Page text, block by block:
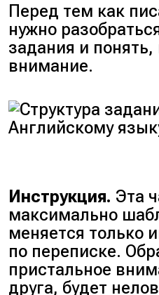
Перед тем как
нужно
задания и
внимание.
Инструкция. Эта
максимально
меняется только
по переписке.
пристальное
друга, будет